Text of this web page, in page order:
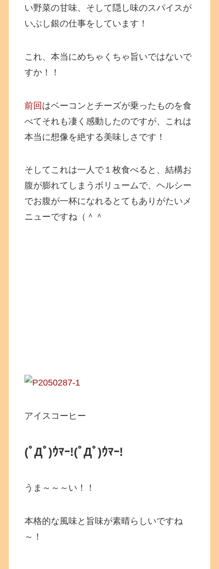
い野菜の甘味、そして隠し味のスパイスが
いぶし銀の仕事をしています！
これ、本当にめちゃくちゃ旨いではないで
すか！！
前回 はベーコンとチーズが乗ったものを食
べてそれも凄く感動したのですが、これは
本当に想像を絶する美味しさです！
そしてこれは一人で１枚食べると、結構お
腹が膨れてしまうボリュームで、ヘルシー
でお腹が一杯になれるとてもありがたいメ
ニューですね（＾＾
アイスコーヒー
(ﾟДﾟ)ｳﾏｰ!(ﾟДﾟ)ｳﾏｰ!
うま～～～い！！
本格的な風味と旨味が素晴らしいですね
～！